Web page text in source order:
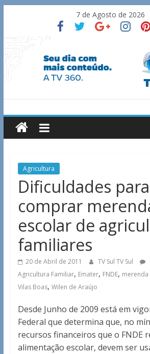
content
7 de Agosto de 2026
TV
Sul
Notícias
Guaxupé
região.
Agricultura
Dificuldades para
comprar
escolar de
familiares
20 de Abril de 2011 TV Sul TV Sul
Agricultura Familiar, Emater, FNDE,
Vilas Boas, Wilen de Araújo
Desde Junho de 2009 está em
Federal que determina que, no
recursos financeiros que o FNDE
alimentação escolar, devem ser